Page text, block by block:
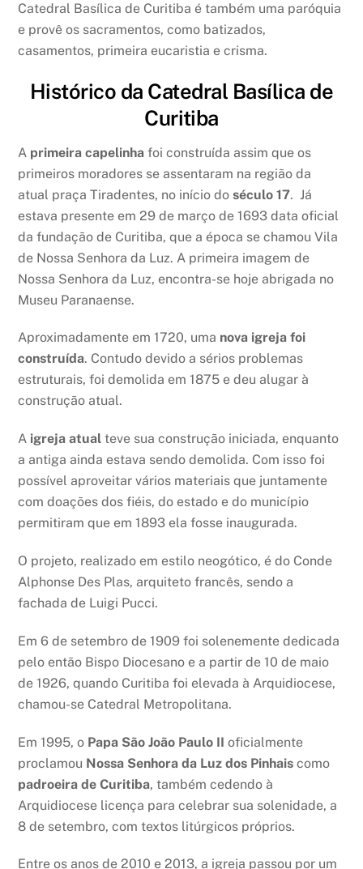
Catedral Basílica de Curitiba é também uma paróquia
e provê os sacramentos, como batizados,
casamentos, primeira eucaristia e crisma.
Histórico da Catedral Basílica de
Curitiba
A primeira capelinha foi construída assim que os
primeiros moradores se assentaram na região da
atual praça Tiradentes, no início doséculo 17. Já
estava presente em 29 de março de 1693 data oficial
da fundação de Curitiba, que a época se chamou Vila
de Nossa Senhora da Luz. A primeira imagem de
Nossa Senhora da Luz, encontra-se hoje abrigada no
Museu Paranaense.
Aproximadamente em 1720, uma nova igreja foi
construída. Contudo devido a sérios problemas
estruturais, foi demolida em 1875 e deu alugar à
construção atual.
A igreja atual teve sua construção iniciada, enquanto
a antiga ainda estava sendo demolida. Com isso foi
possível aproveitar vários materiais que juntamente
com doações dos fiéis, do estado e do município
permitiram que em 1893 ela fosse inaugurada.
O projeto, realizado em estilo neogótico, é do Conde
Alphonse Des Plas, arquiteto francês, sendo a
fachada de Luigi Pucci.
​Em 6 de setembro de 1909 foi solenemente dedicada
pelo então Bispo Diocesano e a partir de 10 de maio
de 1926, quando Curitiba foi elevada à Arquidiocese,
chamou-se Catedral Metropolitana.
Em 1995, o Papa São João Paulo II oficialmente
proclamou Nossa Senhora da Luz dos Pinhais como
padroeira de Curitiba, também cedendo à
Arquidiocese licença para celebrar sua solenidade, a
8 de setembro, com textos litúrgicos próprios.
Entre os anos de 2010 e 2013, a igreja passou por um